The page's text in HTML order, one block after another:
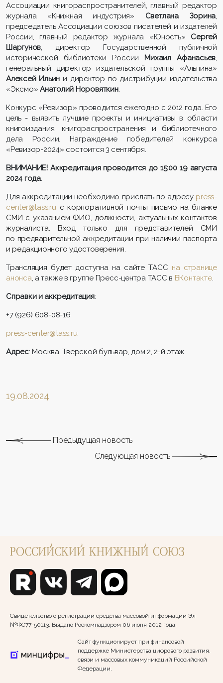
Ассоциации книгораспространителей, главный редактор
журнала «Книжная индустрия» Светлана Зорина,
председатель Ассоциации союзов писателей и издателей
России, главный редактор журнала «Юность» Сергей
Шаргунов, директор Государственной публичной
исторической библиотеки России Михаил Афанасьев,
генеральный директор издательской группы «Альпина»
Алексей Ильин и директор по дистрибуции издательства
«Эксмо»Анатолий Норовяткин.
Конкурс «Ревизор» проводится ежегодно с 2012 года. Его
цель - выявить лучшие проекты и инициативы в области
книгоиздания, книгораспространения и библиотечного
дела России. Награждение победителей конкурса
«Ревизор-2024» состоится 3 сентября.
ВНИМАНИЕ! Аккредитация проводится до 15:00 19 августа
2024 года.
Для аккредитации необходимо прислать по адресу press-
center@tass.ru с корпоративной почты письмо на бланке
СМИ с указанием ФИО, должности, актуальных контактов
журналиста. Вход только для представителей СМИ
по предварительной аккредитации при наличии паспорта
и редакционного удостоверения.
Трансляция будет доступна на сайте ТАСС на странице
анонса, а также в группе Пресс-центра ТАСС в ВКонтакте.
Справки и аккредитация:
+7 (926) 608-08-16
press-center@tass.ru
Адрес: Москва, Тверской бульвар, дом 2, 2-й этаж
19.08.2024
Предыдущая новость
Следующая новость
Свидетельство о регистрации средства массовой информации Эл
№ФС77-50113. Выдано Роскомнадзором 06 июня 2012 года.
Сайт функционирует при финансовой
поддержке Министерства цифрового развития,
связи и массовых коммуникаций Российской
Федерации.